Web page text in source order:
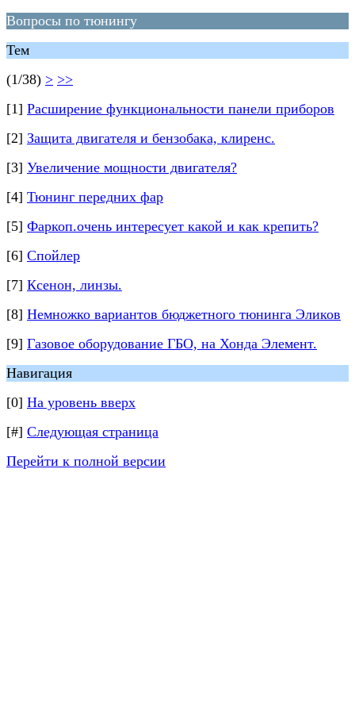
Вопросы по тюнингу
Тем
(1/38) > >>
[1] Расширение функциональности панели приборов
[2] Защита двигателя и бензобака, клиренс.
[3] Увеличение мощности двигателя?
[4] Тюнинг передних фар
[5] Фаркоп.очень интересует какой и как крепить?
[6] Спойлер
[7] Ксенон, линзы.
[8] Немножко вариантов бюджетного тюнинга Эликов
[9] Газовое оборудование ГБО, на Хонда Элемент.
Навигация
[0] На уровень вверх
[#] Следующая страница
Перейти к полной версии